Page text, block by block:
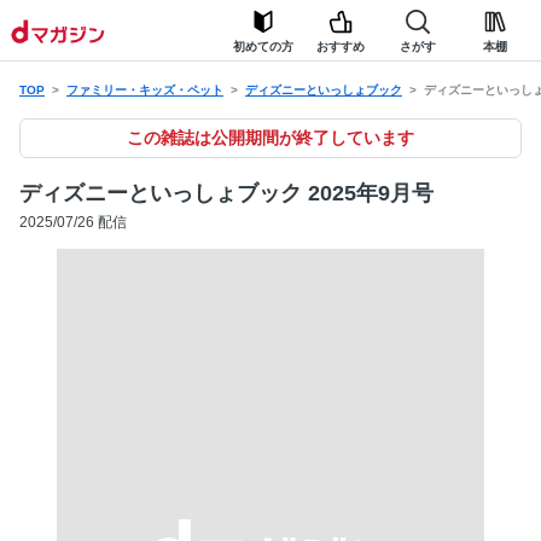
初めての方 おすすめ さがす 本棚
TOP ファミリー・キッズ・ペット ディズニーといっしょブック ディズニーといっし
この雑誌は公開期間が終了しています
ディズニーといっしょブック 2025年9月号
2025/07/26 配信